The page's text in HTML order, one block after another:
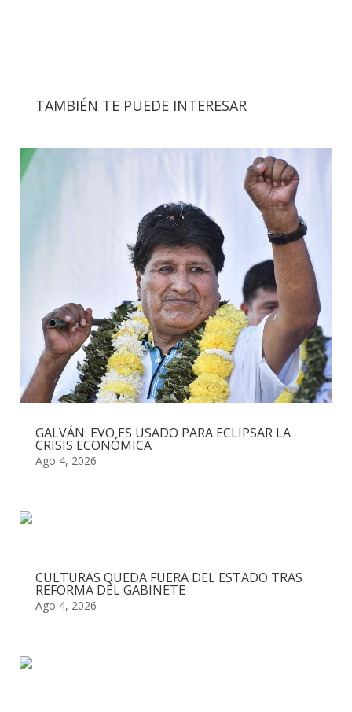
TAMBIÉN TE PUEDE INTERESAR
GALVÁN: EVO ES USADO PARA ECLIPSAR LA
CRISIS ECONÓMICA
Ago 4, 2026
CULTURAS QUEDA FUERA DEL ESTADO TRAS
REFORMA DEL GABINETE
Ago 4, 2026